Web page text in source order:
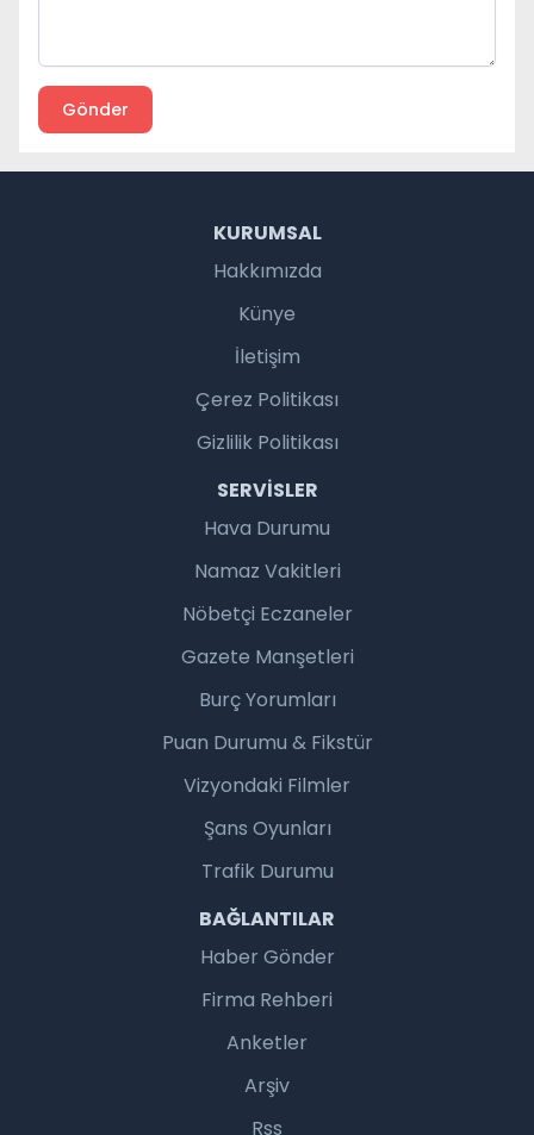
Gönder
KURUMSAL
Hakkımızda
Künye
İletişim
Çerez Politikası
Gizlilik Politikası
SERVISLER
Hava Durumu
Namaz Vakitleri
Nöbetçi Eczaneler
Gazete Manşetleri
Burç Yorumları
Puan Durumu & Fikstür
Vizyondaki Filmler
Şans Oyunları
Trafik Durumu
BAĞLANTILAR
Haber Gönder
Firma Rehberi
Anketler
Arşiv
Rss